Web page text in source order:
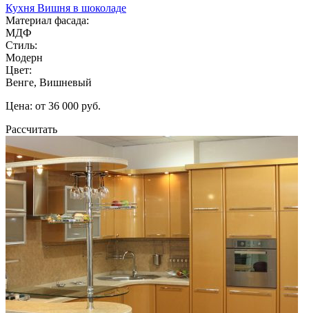
Кухня Вишня в шоколаде
Материал фасада:
МДФ
Стиль:
Модерн
Цвет:
Венге, Вишневый
Цена: от 36 000 руб.
Рассчитать